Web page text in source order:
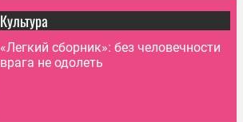
Культура
«Легкий сборник»: без человечности
врага не одолеть